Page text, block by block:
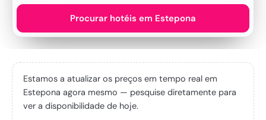
Procurar hotéis em Estepona
Estamos a atualizar os preços em tempo real em
Estepona agora mesmo — pesquise diretamente para
ver a disponibilidade de hoje.